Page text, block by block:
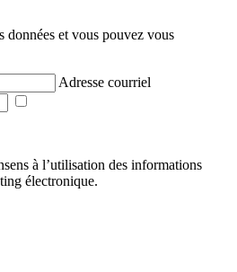
données et vous pouvez vous
Adresse courriel
à l’utilisation des informations
électronique.